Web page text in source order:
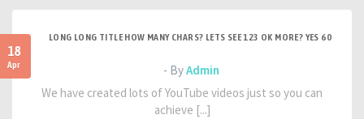
18
Apr
LONG LONG TITLE HOW MANY CHARS? LETS SEE 123 OK MORE? YES 60
- ByAdmin
We have created lots of YouTube videos just so you can
achieve [...]